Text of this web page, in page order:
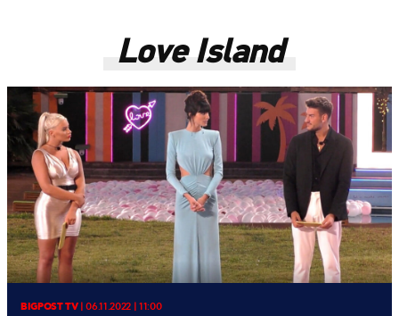
Love Island
BIGPOST TV|06.11.2022 | 11:00